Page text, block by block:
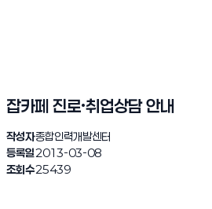
잡카페 진로·취업상담 안내
작성자종합인력개발센터
등록일2013-03-08
조회수25439